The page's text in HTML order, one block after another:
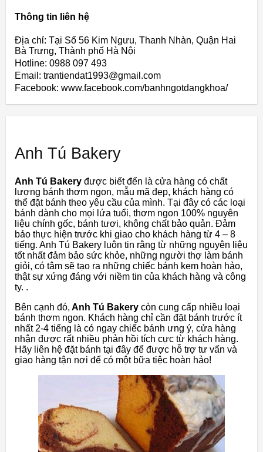
Thông tin liên hệ
Địa chỉ: Tại Số 56 Kim Ngưu, Thanh Nhàn, Quận Hai
Bà Trưng, Thành phố Hà Nội
Hotline: 0988 097 493
Email: trantiendat1993@gmail.com
Facebook: www.facebook.com/banhngotdangkhoa/
Anh Tú Bakery
Anh Tú Bakery được biết đến là cửa hàng có chất
lượng bánh thơm ngon, mẫu mã đẹp, khách hàng có
thể đặt bánh theo yêu cầu của mình. Tại đây có các loại
bánh dành cho mọi lứa tuổi, thơm ngon 100% nguyên
liệu chính gốc, bánh tươi, không chất bảo quản. Đảm
bảo thực hiện trước khi giao cho khách hàng từ 4 – 8
tiếng. Anh Tú Bakery luôn tin rằng từ những nguyên liệu
tốt nhất đảm bảo sức khỏe, những người thợ làm bánh
giỏi, có tâm sẽ tạo ra những chiếc bánh kem hoàn hảo,
thật sự xứng đáng với niềm tin của khách hàng và công
ty. .
Bên cạnh đó, Anh Tú Bakery còn cung cấp nhiều loại
bánh thơm ngon. Khách hàng chỉ cần đặt bánh trước ít
nhất 2-4 tiếng là có ngay chiếc bánh ưng ý, cửa hàng
nhận được rất nhiều phản hồi tích cực từ khách hàng.
Hãy liên hệ đặt bánh tại đây để được hỗ trợ tư vấn và
giao hàng tận nơi để có một bữa tiệc hoàn hảo!